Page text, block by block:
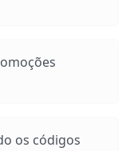
os códigos